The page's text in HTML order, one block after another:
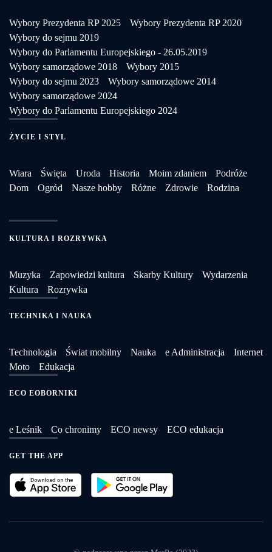
Wybory Prezydenta RP 2025
Wybory Prezydenta RP 2020
Wybory do sejmu 2019
Wybory do Parlamentu Europejskiego - 26.05.2019
Wybory samorządowe 2018
Wybory 2015
Wybory do sejmu 2023
Wybory samorządowe 2014
Wybory samorządowe 2024
Wybory do Parlamentu Europejskiego 2024
ŻYCIE I STYL
Wiara Święta Uroda Historia Moim zdaniem
Podróże
Dom
Ogród Nasze hobby Różne Zdrowie Rodzina
KULTURA I ROZRYWKA
Muzyka Zapowiedzi kultura Skarby Kultury
Wydarzenia
Kultura
Rozrywka
TECHNIKA I NAUKA
Technologia Świat mobilny Nauka e Administracja
Internet
Moto
Edukacja
ECO EOBORNIKI
e Leśnik Co chronimy ECO newsy ECO edukacja
GET THE APP